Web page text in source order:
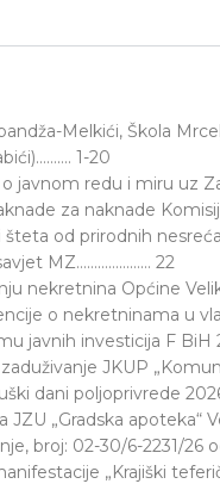
Melkići, Škola
1-20
javnom redu i miru uz
za naknade
od prirodnih
MZ………………… 22
nekretnina Općine
o nekretninama u
javnih investicija F BiH
JKUP
dani poljoprivrede
JZU „Gradska apoteka“
broj: 02-30/6-2231/
„Krajiški